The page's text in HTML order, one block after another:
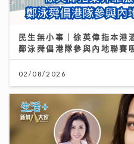
民生無小事｜徐英偉指本港
鄭泳舜倡港隊參與內地聯賽
02/08/2026